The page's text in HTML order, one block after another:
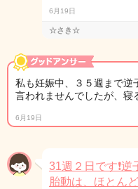
6月19日
☆さき☆
私も妊娠中、３５週まで逆
言われませんでしたが、寝
6月19日
31週２日です❗
胎動は、ほとん